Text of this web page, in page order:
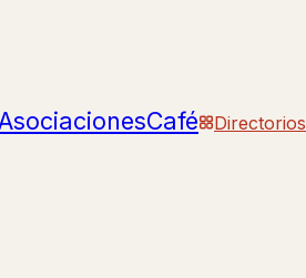
Café Directorios